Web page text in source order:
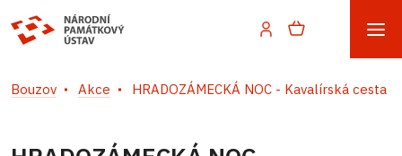
Bouzov Akce HRADOZÁMECKÁ NOC - Kavalírská cesta